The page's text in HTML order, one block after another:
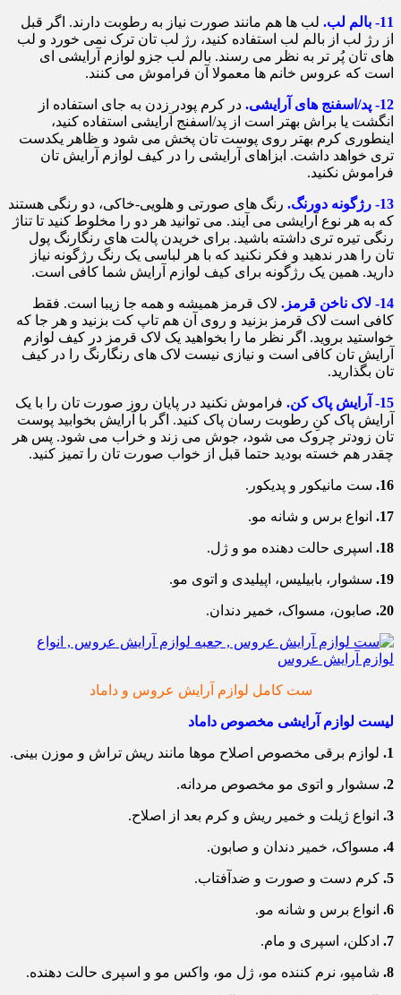
11- بالم لب.
لب ها هم مانند صورت نیاز به رطوبت دارند. اگر قبل
از رژ لب از بالم لب استفاده کنید، رژ لب تان ترک نمی خورد و لب
های تان پُر تر به نظر می رسند. بالم لب جزو لوازم آرایشی ای
است که عروس خانم ها معمولا آن فراموش می کنند.
12- پد/اسفنج های آرایشی.
در کرم پودر زدن به جای استفاده از
انگشت یا براش بهتر است از پد/اسفنج آرایشی استفاده کنید،
اینطوری کرم بهتر روی پوست تان پخش می شود و ظاهر یکدست
تری خواهد داشت. ابزاهای آرایشی را در کیف لوازم آرایش تان
فراموش نکنید.
13- رژگونه دورنگ.
رنگ های صورتی و هلویی-خاکی، دو رنگی هستند
که به هر نوع آرایشی می آیند. می توانید هر دو را مخلوط کنید تا تناژ
رنگی تیره تری داشته باشید. برای خریدن پالت های رنگارنگ پول
تان را هدر ندهید و فکر نکنید که با هر لباسی یک رنگ رژگونه نیاز
دارید. همین یک رژگونه برای کیف لوازم آرایش شما کافی است.
14- لاک ناخن قرمز.
لاک قرمز همیشه و همه جا زیبا است. فقط
کافی است لاک قرمز بزنید و روی آن هم تاپ کت بزنید و هر جا که
خواستید بروید. اگر نظر ما را بخواهید یک لاک قرمز در کیف لوازم
آرایش تان کافی است و نیازی نیست لاک های رنگارنگ را در کیف
تان بگذارید.
15- آرایش پاک کن.
فراموش نکنید در پایان روز صورت تان را با یک
آرایش پاک کنِ رطوبت رسان پاک کنید. اگر با آرایش بخوابید پوست
تان زودتر چروک می شود، جوش می زند و خراب می شود. پس هر
چقدر هم خسته بودید حتما قبل از خواب صورت تان را تمیز کنید.
16. ست مانیکور و پدیکور.
17. انواع برس و شانه مو.
18. اسپری حالت دهنده مو و ژل.
19. سشوار، بابیلیس، اپیلیدی و اتوی مو.
20. صابون، مسواک، خمیر دندان.
ست کامل لوازم آرایش عروس و داماد
لیست لوازم آرایشی مخصوص داماد
1. لوازم برقی مخصوص اصلاح موها مانند ریش تراش و موزن بینی.
2. سشوار و اتوی مو مخصوص مردانه.
3. انواع ژیلت و خمیر ریش و کرم بعد از اصلاح.
4. مسواک، خمیر دندان و صابون.
5. کرم دست و صورت و ضدآفتاب.
6. انواع برس و شانه مو.
7. ادکلن، اسپری و مام.
8. شامپو، نرم کننده مو، ژل مو، واکس مو و اسپری حالت دهنده.